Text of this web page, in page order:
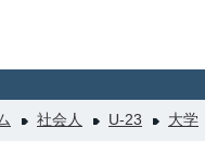
社会人 U-23 大学